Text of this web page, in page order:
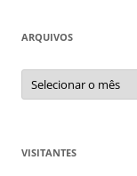
ARQUIVOS
Arquivos
VISITANTES